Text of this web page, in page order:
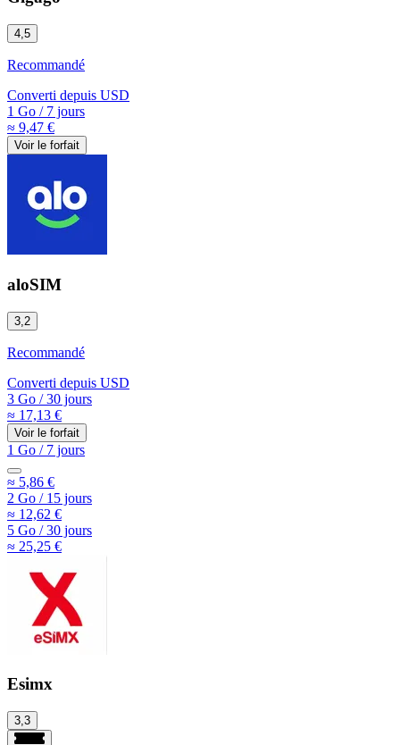
4,5
Recommandé
Converti depuis USD
1 Go /7 jours
≈ 9,47 €
Voir le forfait
aloSIM
3,2
Recommandé
Converti depuis USD
3 Go /30 jours
≈ 17,13 €
Voir le forfait
1 Go /7 jours
≈ 5,86 €
2 Go /15 jours
≈ 12,62 €
5 Go /30 jours
≈ 25,25 €
Esimx
3,3